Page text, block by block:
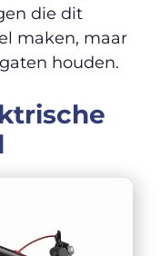
die dit
maken, maar
houden.